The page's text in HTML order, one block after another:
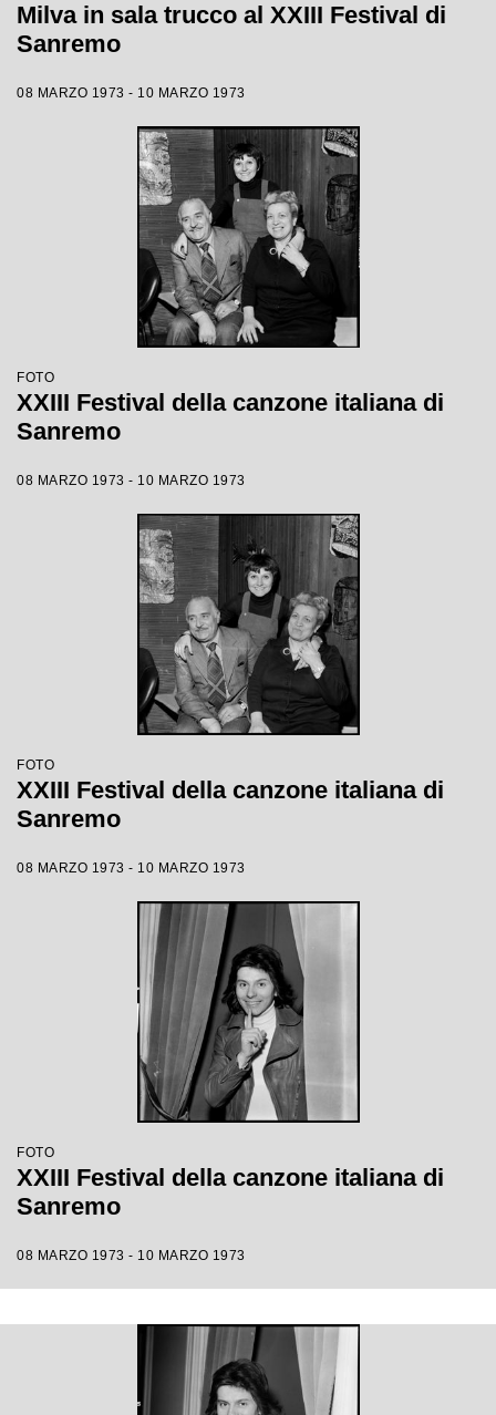
Milva in sala trucco al XXIII Festival di
Sanremo
08 MARZO 1973 - 10 MARZO 1973
FOTO
XXIII Festival della canzone italiana di
Sanremo
08 MARZO 1973 - 10 MARZO 1973
FOTO
XXIII Festival della canzone italiana di
Sanremo
08 MARZO 1973 - 10 MARZO 1973
FOTO
XXIII Festival della canzone italiana di
Sanremo
08 MARZO 1973 - 10 MARZO 1973